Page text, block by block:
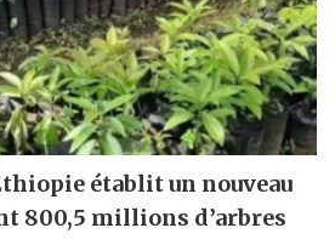
établit un nouveau
800,5 millions d’arbres